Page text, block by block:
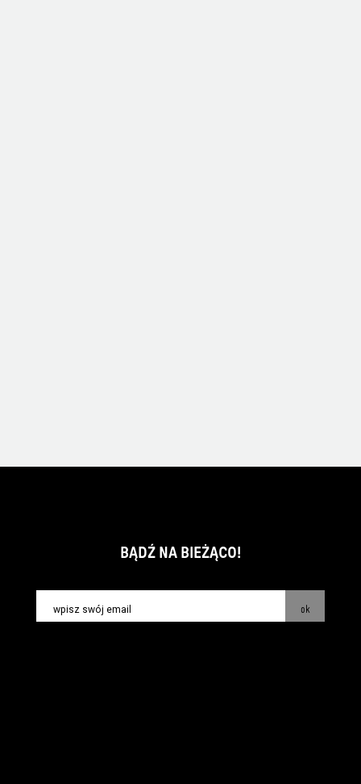
BĄDŹ NA BIEŻĄCO!
ok